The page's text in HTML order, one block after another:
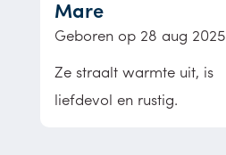
Mare
Geboren op 28 aug 2025
Ze straalt warmte uit, is
liefdevol en rustig.